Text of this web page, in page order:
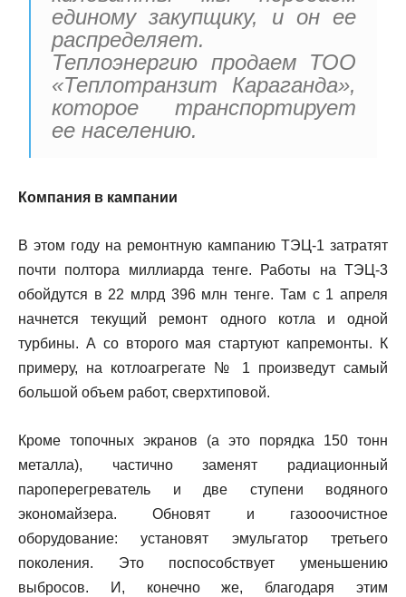
единому закупщику, и он ее
распределяет.
Теплоэнергию продаем ТОО
«Теплотранзит Караганда»,
которое транспортирует
ее населению.
Компания в кампании
В этом году на ремонтную кампанию ТЭЦ-1 затратят
почти полтора миллиарда тенге. Работы на ТЭЦ-3
обойдутся в 22 млрд 396 млн тенге. Там с 1 апреля
начнется текущий ремонт одного котла и одной
турбины. А со второго мая стартуют капремонты. К
примеру, на котлоагрегате № 1 произведут самый
большой объем работ, сверхтиповой.
Кроме топочных экранов (а это порядка 150 тонн
металла), частично заменят радиационный
пароперегреватель и две ступени водяного
экономайзера. Обновят и газооочистное
оборудование: установят эмульгатор третьего
поколения. Это поспособствует уменьшению
выбросов. И, конечно же, благодаря этим